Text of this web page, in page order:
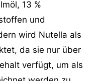
13 %
und
wird Nutella als
da sie nur über
verfügt, um als